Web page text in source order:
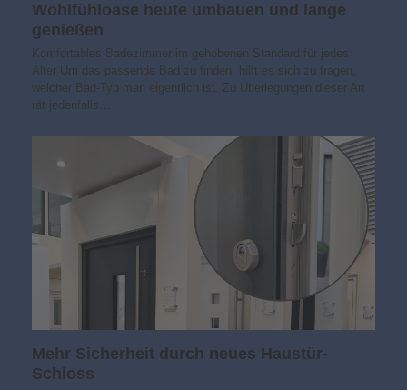
Wohlfühloase heute umbauen und lange
genießen
Komfortables Badezimmer im gehobenen Standard für jedes
Alter Um das passende Bad zu finden, hilft es sich zu fragen,
welcher Bad-Typ man eigentlich ist. Zu Überlegungen dieser Art
rät jedenfalls…
Mehr Sicherheit durch neues Haustür-
Schloss